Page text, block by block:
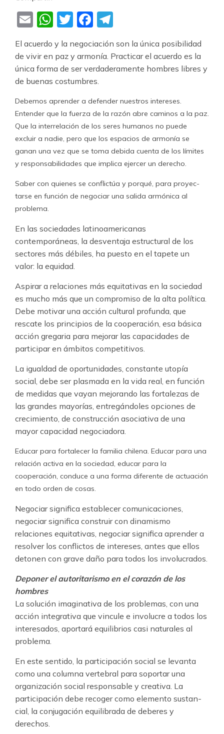
EmailWhatsApp
TwitterFacebook
El acuerdo y la negociación son la única posibili­dad
de vivir en paz y armonía. Practicar el acuerdo es la
única forma de ser verdaderamente hombres libres y
de buenas costumbres.
Debemos aprender a defender nuestros inte­reses.
Entender que la fuerza de la razón abre caminos a la paz.
Que la interrelación de los seres humanos no puede
excluir a nadie, pero que los espacios de armonía se
ganan una vez que se toma debida cuenta de los límites
y responsabilidades que implica ejercer un derecho.
Saber con quienes se conflictúa y porqué, para proyec­
tarse en fun­ción de negociar una salida armónica al
problema.
En las sociedades latinoamericanas
contemporáneas, la desventa­ja estructural de los
sectores más débiles, ha puesto en el tapete un
valor: la equidad.
Aspirar a relaciones más equitativas en la socie­dad
es mucho más que un compromiso de la alta política.
Debe moti­var una acción cultural profunda, que
rescate los principios de la cooperación, esa básica
acción grega­ria para mejorar las capacida­des de
participar en ámbitos competitivos.
La igualdad de oportunidades, constante utopía
social, debe ser plasmada en la vida real, en función
de medidas que vayan mejorando las fortale­zas de
las grandes mayo­rías, entregándoles opciones de
crecimien­to, de cons­trucción asociativa de una
mayor capacidad negociadora.
Educar para fortalecer la familia chilena. Educar para una
relación activa en la sociedad, educar para la
cooperación, conduce a una forma diferente de actuación
en todo orden de cosas.
Negociar significa establecer comunicaciones,
negociar significa construir con dinamismo
relaciones equitati­vas, nego­ciar signifi­ca aprender a
resolver los con­flictos de intereses, antes que ellos
detonen con grave daño para todos los involucra­dos.
Deponer el autorita­rismo en el corazón de los
hombres
La solución imaginativa de los proble­mas, con una
acción integrativa que vincule e involucre a todos los
interesados, aportará equilibrios casi naturales al
problema.
En este sentido, la participación social se levan­ta
como una columna vertebral para soportar una
organización social responsable y creativa. La
participación debe recoger como elemento sustan­
cial, la conjugación equilibrada de deberes y
derechos.